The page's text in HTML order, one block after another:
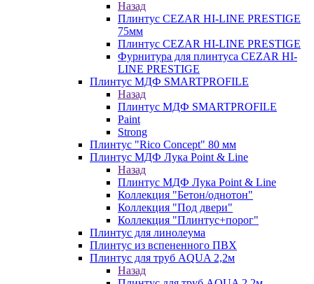
Назад
Плинтус CEZAR HI-LINE PRESTIGE
75мм
Плинтус CEZAR HI-LINE PRESTIGE
Фурнитура для плинтуса CEZAR HI-
LINE PRESTIGE
Плинтус МДФ SMARTPROFILE
Назад
Плинтус МДФ SMARTPROFILE
Paint
Strong
Плинтус "Rico Concept" 80 мм
Плинтус МДФ Лука Point & Line
Назад
Плинтус МДФ Лука Point & Line
Коллекция "Бетон/однотон"
Коллекция "Под двери"
Коллекция "Плинтус+порог"
Плинтус для линолеума
Плинтус из вспененного ПВХ
Плинтус для труб AQUA 2,2м
Назад